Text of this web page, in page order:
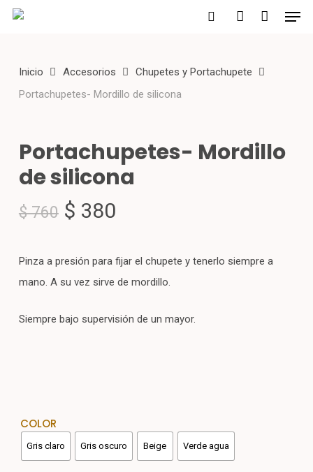
Skip
content
Inicio Accesorios
Chupetes y Portachupete
Portachupetes- Mordillo de silicona
Portachupetes- Mordillo
de silicona
$760 El
original
era:
$ 760.
$ 380El
actual
es:
$ 380.
Pinza a presión para fijar el chupete y tenerlo siempre a
mano. A su vez sirve de mordillo.
Siempre bajo supervisión de un mayor.
COLOR
Gris claro Gris oscuro Beige Verde agua